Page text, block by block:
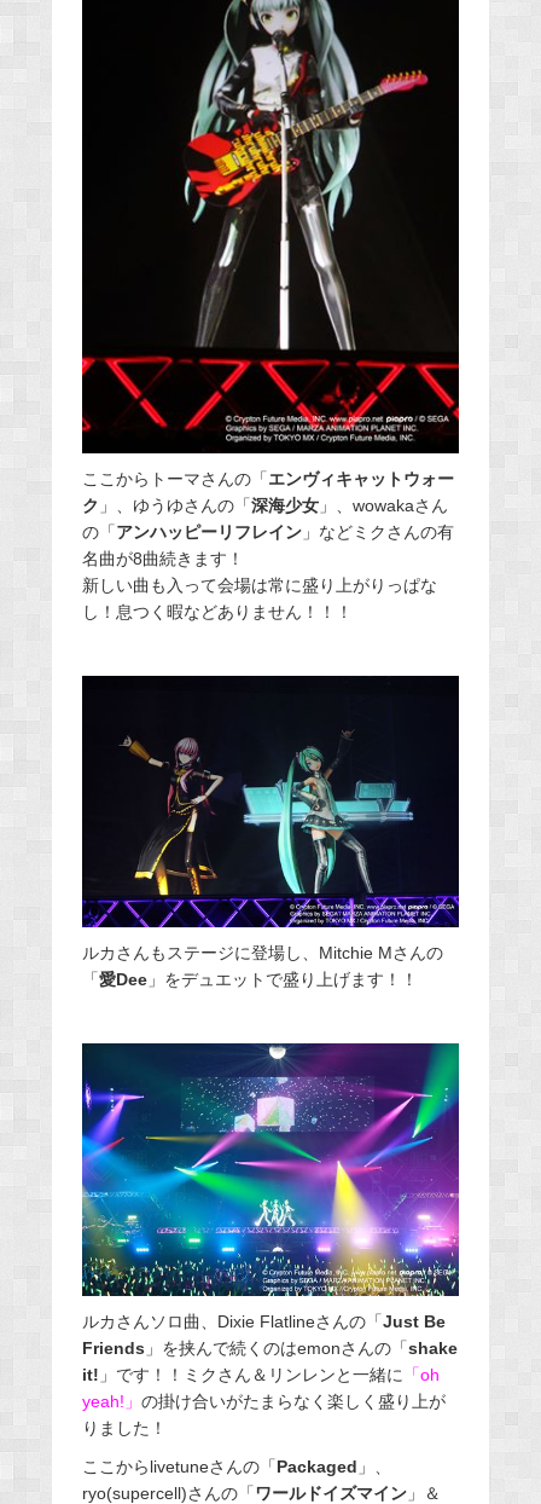
ここからトーマさんの「エンヴィキャットウォー
ク 」、ゆうゆさんの「深海少女」、wowakaさん
の「アンハッピーリフレイン」などミクさんの有
名曲が8曲続きます！
新しい曲も入って会場は常に盛り上がりっぱな
し！息つく暇などありません！！！
ルカさんもステージに登場し、Mitchie Mさんの
「愛Dee」をデュエットで盛り上げます！！
ルカさんソロ曲、Dixie Flatlineさんの「Just Be
Friends 」を挟んで続くのはemonさんの「shake
it! 」です！！ミクさん＆リンレンと一緒に 「oh
yeah!」 の掛け合いがたまらなく楽しく盛り上が
りました！
ここからlivetuneさんの「Packaged 」、
ryo(supercell)さんの「 ワールドイズマイン」＆